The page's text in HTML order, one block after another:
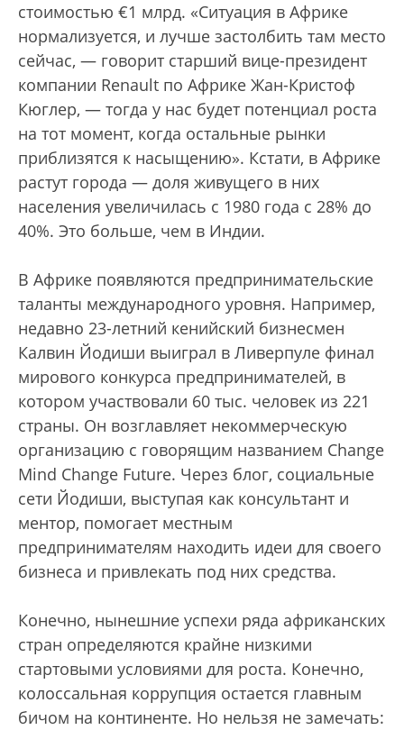
стоимостью €1 млрд. «Ситуация в Африке
нормализуется, и лучше застолбить там место
сейчас, — говорит старший вице-президент
компании Renault по Африке Жан-Кристоф
Кюглер, — тогда у нас будет потенциал роста
на тот момент, когда остальные рынки
приблизятся к насыщению». Кстати, в Африке
растут города — доля живущего в них
населения увеличилась с 1980 года с 28% до
40%. Это больше, чем в Индии.
В Африке появляются предпринимательские
таланты международного уровня. Например,
недавно 23-летний кенийский бизнесмен
Калвин Йодиши выиграл в Ливерпуле финал
мирового конкурса предпринимателей, в
котором участвовали 60 тыс. человек из 221
страны. Он возглавляет некоммерческую
организацию с говорящим названием Change
Mind Change Future. Через блог, социальные
сети Йодиши, выступая как консультант и
ментор, помогает местным
предпринимателям находить идеи для своего
бизнеса и привлекать под них средства.
Конечно, нынешние успехи ряда африканских
стран определяются крайне низкими
стартовыми условиями для роста. Конечно,
колоссальная коррупция остается главным
бичом на континенте. Но нельзя не замечать: